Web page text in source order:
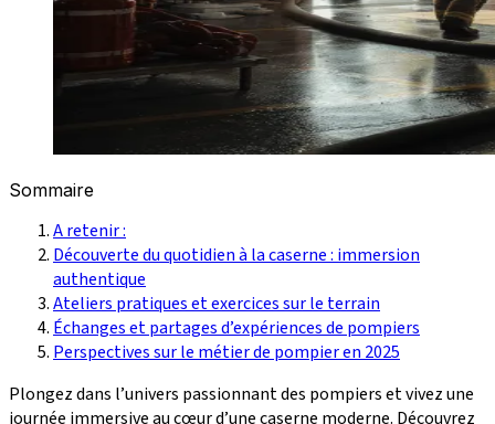
Sommaire
A retenir :
Découverte du quotidien à la caserne : immersion
authentique
Ateliers pratiques et exercices sur le terrain
Échanges et partages d’expériences de pompiers
Perspectives sur le métier de pompier en 2025
Plongez dans l’univers passionnant des pompiers et vivez une
journée immersive au cœur d’une caserne moderne. Découvrez